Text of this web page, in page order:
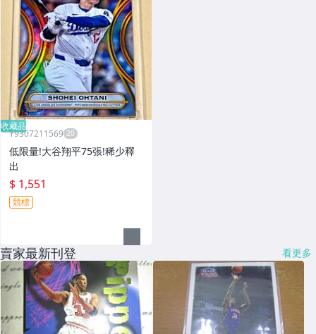
收藏品
Y9307211569
低限量!大谷翔平75張!稀少釋
出
$ 1,551
競標
賣家最新刊登 看更多